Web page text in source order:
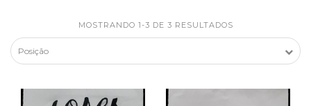
MOSTRANDO 1-3 DE 3 RESULTADOS